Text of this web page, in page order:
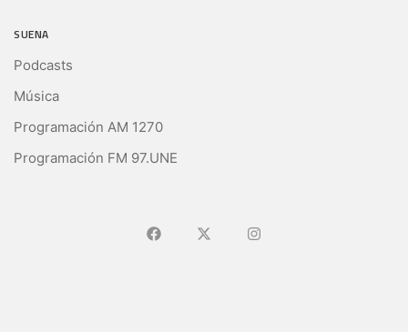
SUENA
Podcasts
Música
Programación AM 1270
Programación FM 97.UNE
Ir a FacebookIr a X (Ex-Twitter)
Ir a